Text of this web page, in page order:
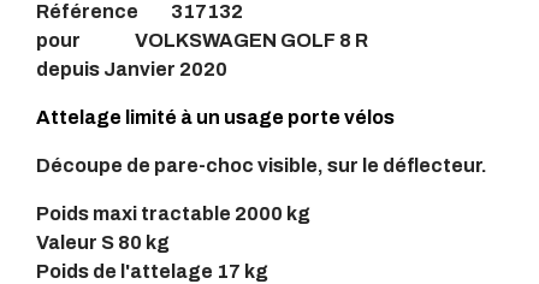
Référence 317132
pour VOLKSWAGEN GOLF 8 R
depuis Janvier 2020
Attelage limité à un usage porte vélos
Découpe de pare-choc visible, sur le déflecteur.
Poids maxi tractable 2000 kg
Valeur S 80 kg
Poids de l'attelage 17 kg